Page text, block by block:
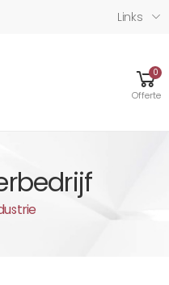
Links
0
Offerte